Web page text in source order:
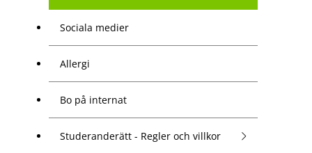
Sociala medier
Allergi
Bo på internat
Studeranderätt - Regler och villkor